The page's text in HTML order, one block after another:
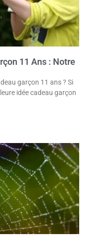
11 Ans : Notre
garçon 11 ans ? Si
idée cadeau garçon